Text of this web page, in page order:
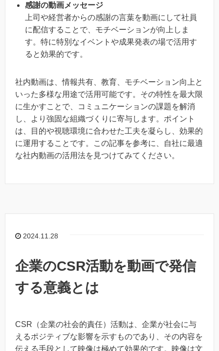
感謝の動画メッセージ
上司や経営者からの感謝の言葉を動画にして社員
に配信することで、モチベーションが向上しま
す。特に特別なイベントや成果発表の場で活用す
ると効果的です。
社内動画は、情報共有、教育、モチベーション向上と
いった多様な用途で活用可能です。その特性を最大限
に生かすことで、コミュニケーションの課題を解消
し、より強固な組織づくりに寄与します。ポイント
は、目的や視聴環境に合わせた工夫を凝らし、効果的
に運用することです。この記事を参考に、自社に最適
な社内動画の活用法を見つけてみてください。
2024.11.28
企業のCSR活動を動画で発信
する意義とは
CSR（企業の社会的責任）活動は、企業が社会に与
えるポジティブな影響を示すものであり、その内容を
伝える手段として映像は極めて効果的です。映像は文